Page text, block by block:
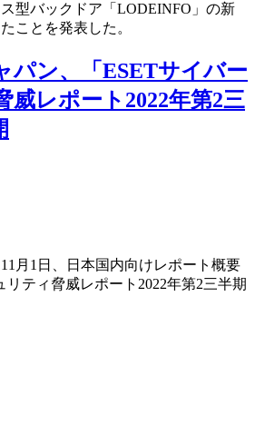
型バックドア「LODEINFO」の新
ことを発表した。
パン、「ESETサイバー
威レポート2022年第2三
月1日、日本国内向けレポート概要
リティ脅威レポート2022年第2三半期